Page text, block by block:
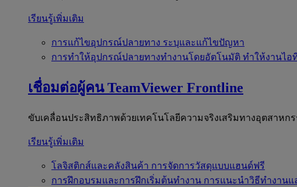
เรียนรู้เพิ่มเติม
การแก้ไขอุปกรณ์ปลายทาง ระบุและแก้ไขปัญหา
การทำให้อุปกรณ์ปลายทางทำงานโดยอัตโนมัติ ทำให้งานไอ
เชื่อมต่อผู้คน TeamViewer Frontline
ขับเคลื่อนประสิทธิภาพด้วยเทคโนโลยีความจริงเสริมทางอุตสาหกร
เรียนรู้เพิ่มเติม
โลจิสติกส์และคลังสินค้า การจัดการวัสดุแบบแฮนด์ฟรี
การฝึกอบรมและการฝึกเริ่มต้นทำงาน การแนะนำวิธีทำงานแ